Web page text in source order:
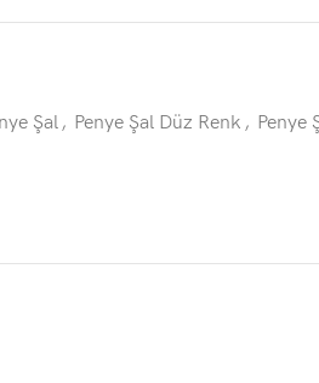
Şal, Penye Şal Düz Renk , Penye